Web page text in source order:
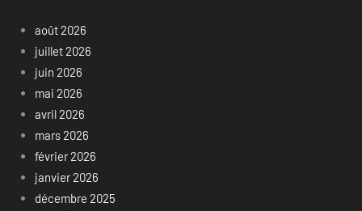
août 2026
juillet 2026
juin 2026
mai 2026
avril 2026
mars 2026
février 2026
janvier 2026
décembre 2025